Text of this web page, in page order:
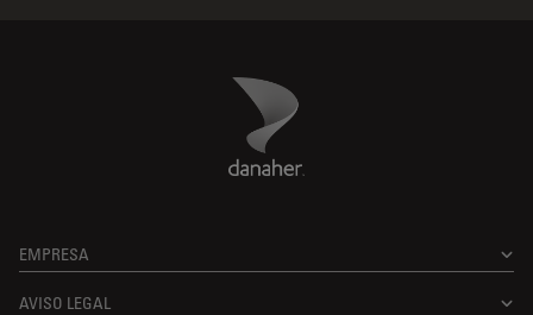
Danaher Logo
EMPRESA
AVISO LEGAL